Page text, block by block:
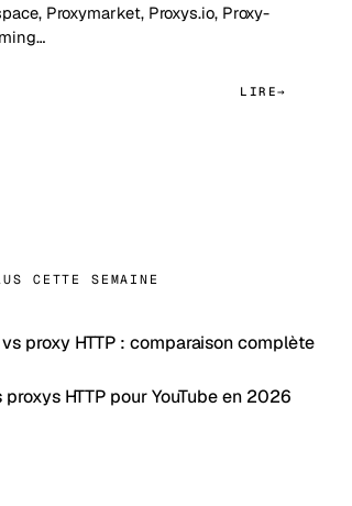
Proxymarket, Proxys.io, Proxy-
LIRE
CETTE SEMAINE
vs proxy HTTP : comparaison complète
proxys HTTP pour YouTube en 2026